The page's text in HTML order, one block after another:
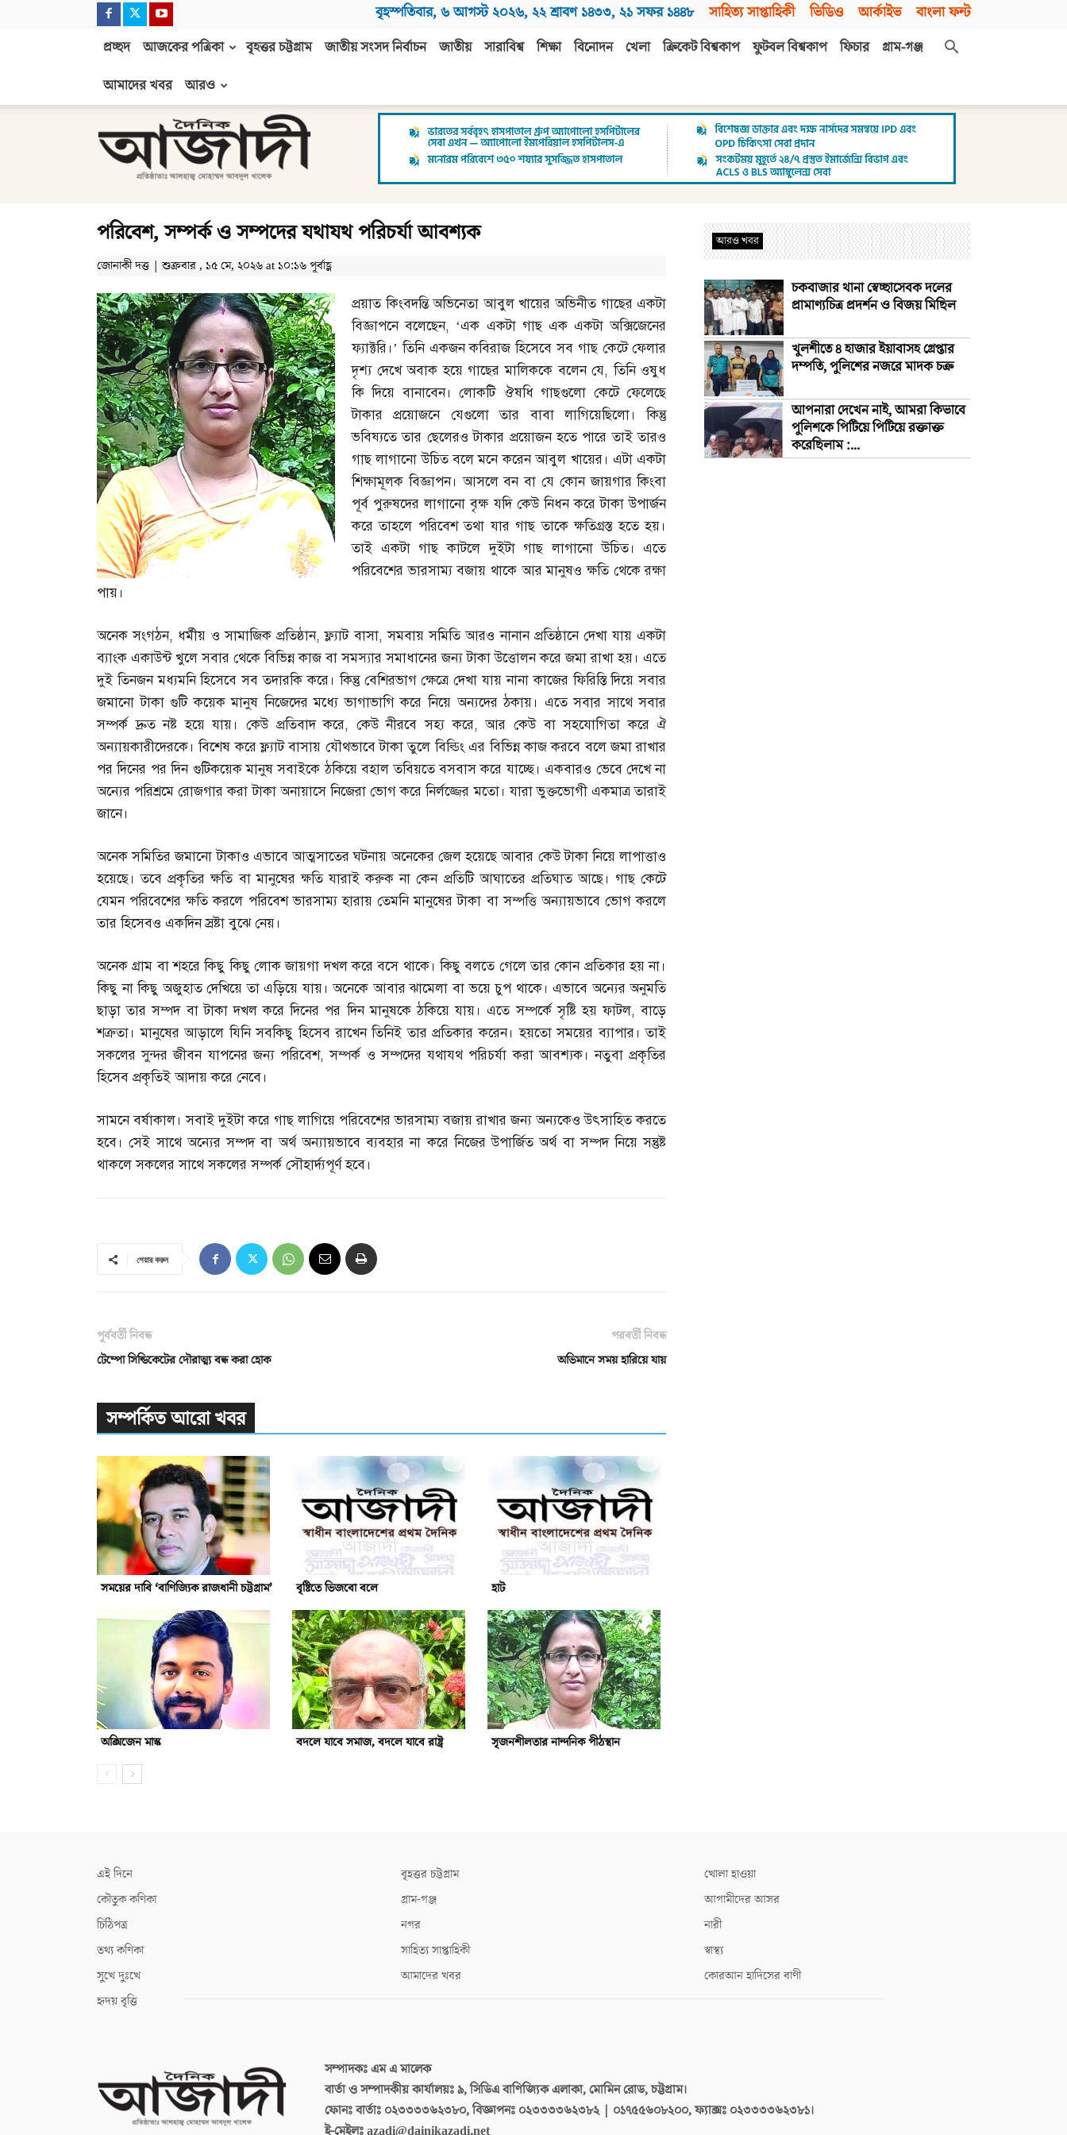
বৃহস্পতিবার, ৬ আগস্ট ২০২৬, ২২ শ্রাবণ ১৪৩৩, ২১ সফর ১৪৪৮ সাহিত্য সাপ্তাহিকী ভিডিও আর্কাইভ বাংলা ফন্ট
প্রচ্ছদ আজকের পত্রিকা বৃহত্তর চট্টগ্রাম জাতীয় সংসদ নির্বাচন জাতীয় সারাবিশ্ব শিক্ষা বিনোদন খেলা ক্রিকেট বিশ্বকাপ ফুটবল বিশ্বকাপ ফিচার
গ্রাম-গঞ্জ
আমাদের খবর
আরও
আজাদী
পরিবেশ, সম্পর্ক ও সম্পদের যথাযথ পরিচর্যা আবশ্যক
জোনাকী দত্ত | শুক্রবার , ১৫ মে, ২০২৬ at ১০:১৬ পূর্বাহ্ণ
প্রয়াত কিংবদন্তি অভিনেতা আবুল খায়ের অভিনীত গাছের একটা
বিজ্ঞাপনে বলেছেন, ‘এক একটা গাছ এক একটা অক্সিজেনের
ফ্যাক্টরি।’ তিনি একজন কবিরাজ হিসেবে সব গাছ কেটে ফেলার
দৃশ্য দেখে অবাক হয়ে গাছের মালিককে বলেন যে,তিনি ওষুধ
কি দিয়ে বানাবেন। লোকটি ঔষধি গাছগুলো কেটে ফেলেছে
টাকার প্রয়োজনে যেগুলো তার বাবা লাগিয়েছিলো। কিন্তু
ভবিষ্যতে তার ছেলেরও টাকার প্রয়োজন হতে পারে তাই তারও
গাছ লাগানো উচিত বলে মনে করেন আবুল খায়ের। এটা একটা
শিক্ষামূলক বিজ্ঞাপন। আসলে বন বা যে কোন জায়গার কিংবা
পূর্ব পুরুষদের লাগানো বৃক্ষ যদি কেউ নিধন করে টাকা উপার্জন
করে তাহলে পরিবেশ তথা যার গাছ তাকে ক্ষতিগ্রস্ত হতে হয়।
তাই একটা গাছ কাটলে দুইটা গাছ লাগানো উচিত। এতে
পরিবেশের ভারসাম্য বজায় থাকে আর মানুষও ক্ষতি থেকে রক্ষা
পায়।
অনেক সংগঠন, ধর্মীয় ও সামাজিক প্রতিষ্ঠান,ফ্ল্যাট বাসা,সমবায় সমিতি আরও নানান প্রতিষ্ঠানে দেখা যায় একটা
ব্যাংক একাউন্ট খুলে সবার থেকে বিভিন্ন কাজ বা সমস্যার সমাধানের জন্য টাকা উত্তোলন করে জমা রাখা হয়। এতে
দুই তিনজন মধ্যমনি হিসেবে সব তদারকি করে। কিন্তু বেশিরভাগ ক্ষেত্রে দেখা যায় নানা কাজের ফিরিস্তি দিয়ে সবার
জমানো টাকা গুটি কয়েক মানুষ নিজেদের মধ্যে ভাগাভাগি করে নিয়ে অন্যদের ঠকায়। এতে সবার সাথে সবার
সম্পর্ক দ্রুত নষ্ট হয়ে যায়। কেউ প্রতিবাদ করে, কেউ নীরবে সহ্য করে,আর কেউ বা সহযোগিতা করে ঐ
অন্যায়কারীদেরকে। বিশেষ করে ফ্ল্যাট বাসায় যৌথভাবে টাকা তুলে বিল্ডিং এর বিভিন্ন কাজ করবে বলে জমা রাখার
পর দিনের পর দিন গুটিকয়েক মানুষ সবাইকে ঠকিয়ে বহাল তবিয়তে বসবাস করে যাচ্ছে। একবারও ভেবে দেখে না
অন্যের পরিশ্রমে রোজগার করা টাকা অনায়াসে নিজেরা ভোগ করে নির্লজ্জের মতো। যারা ভুক্তভোগী একমাত্র তারাই
জানে।
অনেক সমিতির জমানো টাকাও এভাবে আত্মসাতের ঘটনায় অনেকের জেল হয়েছে আবার কেউ টাকা নিয়ে লাপাত্তাও
হয়েছে। তবে প্রকৃতির ক্ষতি বা মানুষের ক্ষতি যারাই করুক না কেন প্রতিটি আঘাতের প্রতিঘাত আছে। গাছ কেটে
যেমন পরিবেশের ক্ষতি করলে পরিবেশ ভারসাম্য হারায় তেমনি মানুষের টাকা বা সম্পত্তি অন্যায়ভাবে ভোগ করলে
তার হিসেবও একদিন স্রষ্টা বুঝে নেয়।
অনেক গ্রাম বা শহরে কিছু কিছু লোক জায়গা দখল করে বসে থাকে। কিছু বলতে গেলে তার কোন প্রতিকার হয় না।
কিছু না কিছু অজুহাত দেখিয়ে তা এড়িয়ে যায়। অনেকে আবার ঝামেলা বা ভয়ে চুপ থাকে। এভাবে অন্যের অনুমতি
ছাড়া তার সম্পদ বা টাকা দখল করে দিনের পর দিন মানুষকে ঠকিয়ে যায়। এতে সম্পর্কে সৃষ্টি হয় ফাটল,বাড়ে
শত্রুতা। মানুষের আড়ালে যিনি সবকিছু হিসেব রাখেন তিনিই তার প্রতিকার করেন। হয়তো সময়ের ব্যাপার। তাই
সকলের সুন্দর জীবন যাপনের জন্য পরিবেশ,সম্পর্ক ও সম্পদের যথাযথ পরিচর্যা করা আবশ্যক। নতুবা প্রকৃতির
হিসেব প্রকৃতিই আদায় করে নেবে।
সামনে বর্ষাকাল। সবাই দুইটা করে গাছ লাগিয়ে পরিবেশের ভারসাম্য বজায় রাখার জন্য অন্যকেও উৎসাহিত করতে
হবে। সেই সাথে অন্যের সম্পদ বা অর্থ অন্যায়ভাবে ব্যবহার না করে নিজের উপার্জিত অর্থ বা সম্পদ নিয়ে সন্তুষ্ট
থাকলে সকলের সাথে সকলের সম্পর্ক সৌহার্দ্যপূর্ণ হবে।
শেয়ার করুন
পূর্ববর্তী নিবন্ধ
টেম্পো সিন্ডিকেটের দৌরাত্ম্য বন্ধ করা হোক
পরবর্তী নিবন্ধ
অভিমানে সময় হারিয়ে যায়
সম্পর্কিত আরো খবর
সময়ের দাবি ‘বাণিজ্যিক রাজধানী চট্টগ্রাম’ বৃষ্টিতে ভিজবো বলে হাট
অক্সিজেন মাস্ক বদলে যাবে সমাজ, বদলে যাবে রাষ্ট্র সৃজনশীলতার নান্দনিক পীঠস্থান
আরও খবর
চকবাজার থানা স্বেচ্ছাসেবক দলের
প্রামাণ্যচিত্র প্রদর্শন ও বিজয় মিছিল
খুলশীতে ৪ হাজার ইয়াবাসহ গ্রেপ্তার
দম্পতি, পুলিশের নজরে মাদক চক্র
আপনারা দেখেন নাই, আমরা কিভাবে
পুলিশকে পিটিয়ে পিটিয়ে রক্তাক্ত
করেছিলাম :...
এই দিনে
কৌতুক কণিকা
চিঠিপত্র
তথ্য কণিকা
সুখে দুঃখে
হৃদয় বৃত্তি
বৃহত্তর চট্টগ্রাম
গ্রাম-গঞ্জ
নগর
সাহিত্য সাপ্তাহিকী
আমাদের খবর
খোলা হাওয়া
আগামীদের আসর
নারী
স্বাস্থ্য
কোরআন হাদিসের বাণী
সম্পাদকঃএম এ মালেক
বার্তা ও সম্পাদকীয় কার্যালয়ঃ৯, সিডিএ বাণিজ্যিক এলাকা, মোমিন রোড, চট্টগ্রাম।
ফোনঃ বার্তাঃ ০২৩৩৩৩৬২৩৮০, বিজ্ঞাপনঃ ০২৩৩৩৩৬২৩৮২ | ০১৭৫৫৬০৮২০০, ফ্যাক্সঃ ০২৩৩৩৩৬২৩৮১।
ই-মেইলঃazadi@dainikazadi.net